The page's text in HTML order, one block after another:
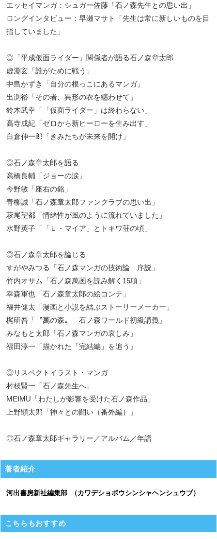
エッセイマンガ：シュガー佐藤「石ノ森先生との思い出」
ロングインタビュー：早瀬マサト「先生は常に新しいものを目
指していました」
◎「平成仮面ライダー」関係者が語る石ノ森章太郎
虚淵玄「誰がために戦う」
中島かずき「自分の根っこにあるマンガ」
出渕裕「その者、異形の衣を纏わせて」
鈴木武幸「「仮面ライダー」は終わらない」
高寺成紀「ゼロから新ヒーローを生み出す」
白倉伸一郎「きみたちが未来を開け」
◎石ノ森章太郎を語る
高橋良輔「ジョーの涙」
今野敏「座右の銘」
青柳誠「石ノ森章太郎ファンクラブの思い出」
萩尾望都「情緒性が風のように流れていました」
水野英子「「Ｕ・マイア」とトキワ荘の頃」
◎石ノ森章太郎を論じる
すがやみつる「石ノ森マンガの技術論 序説」
竹内オサム「石ノ森萬画を読み解く15項」
幸森軍也「石ノ森章太郎の絵コンテ」
福井健太「漫画と小説を結ぶストーリーメーカー」
梶研吾「〝萬の森〟 石ノ森ワールド初級講義」
みなもと太郎「石ノ森マンガの哀しみ」
福田淳一「描かれた「完結編」を追う」
◎リスペクトイラスト・マンガ
村枝賢一「石ノ森先生へ」
MEIMU「わたしが影響を受けた石ノ森作品」
上野顕太郎「神々との闘い（番外編）」
◎石ノ森章太郎ギャラリー／アルバム／年譜
著者紹介
河出書房新社編集部 （カワデショボウシンシャヘンシュウブ）
こちらもおすすめ